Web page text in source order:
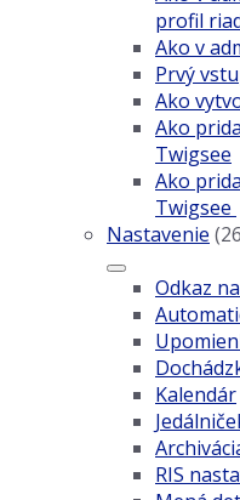
profil
Ako v
Prvý
Ako
Ako
Twigsee
Ako
Twigsee
Nastavenie
Odkaz
Kalendár
RIS